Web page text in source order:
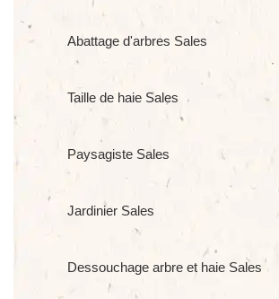
Abattage d'arbres Sales
Taille de haie Sales
Paysagiste Sales
Jardinier Sales
Dessouchage arbre et haie Sales